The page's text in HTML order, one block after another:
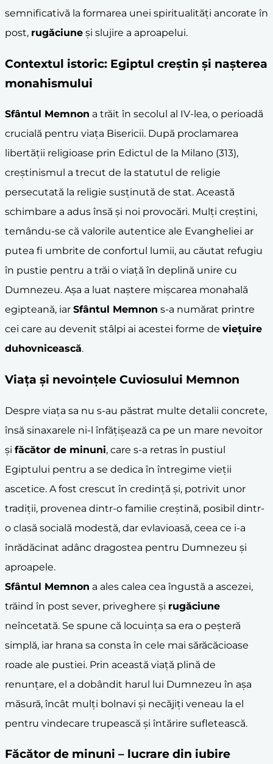
semnificativă la formarea unei spiritualități ancorate în
post, rugăciune și slujire a aproapelui.
Contextul istoric: Egiptul creștin și nașterea
monahismului
Sfântul Memnon a trăit în secolul al IV-lea, o perioadă
crucială pentru viața Bisericii. După proclamarea
libertății religioase prin Edictul de la Milano (313),
creștinismul a trecut de la statutul de religie
persecutată la religie susținută de stat. Această
schimbare a adus însă și noi provocări. Mulți creștini,
temându-se că valorile autentice ale Evangheliei ar
putea fi umbrite de confortul lumii, au căutat refugiu
în pustie pentru a trăi o viață în deplină unire cu
Dumnezeu. Așa a luat naștere mișcarea monahală
egipteană, iar Sfântul Memnon s-a numărat printre
cei care au devenit stâlpi ai acestei forme de viețuire
duhovnicească.
Viața și nevoințele Cuviosului Memnon
Despre viața sa nu s-au păstrat multe detalii concrete,
însă sinaxarele ni-l înfățișează ca pe un mare nevoitor
și făcător de minuni, care s-a retras în pustiul
Egiptului pentru a se dedica în întregime vieții
ascetice. A fost crescut în credință și, potrivit unor
tradiții, provenea dintr-o familie creștină, posibil dintr-
o clasă socială modestă, dar evlavioasă, ceea ce i-a
înrădăcinat adânc dragostea pentru Dumnezeu și
aproapele.
Sfântul Memnon a ales calea cea îngustă a ascezei,
trăind în post sever, priveghere și rugăciune
neîncetată. Se spune că locuința sa era o peșteră
simplă, iar hrana sa consta în cele mai sărăcăcioase
roade ale pustiei. Prin această viață plină de
renunțare, el a dobândit harul lui Dumnezeu în așa
măsură, încât mulți bolnavi și necăjiți veneau la el
pentru vindecare trupească și întărire sufletească.
Făcător de minuni – lucrare din iubire